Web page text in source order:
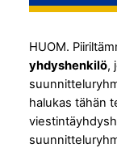
HUOM.
yhdyshenkilö,
halukas tähän